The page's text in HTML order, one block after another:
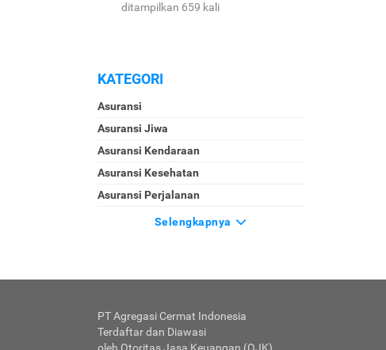
ditampilkan 659 kali
KATEGORI
Asuransi
Asuransi Jiwa
Asuransi Kendaraan
Asuransi Kesehatan
Asuransi Perjalanan
Selengkapnya
PT Agregasi Cermat Indonesia
Terdaftar dan Diawasi